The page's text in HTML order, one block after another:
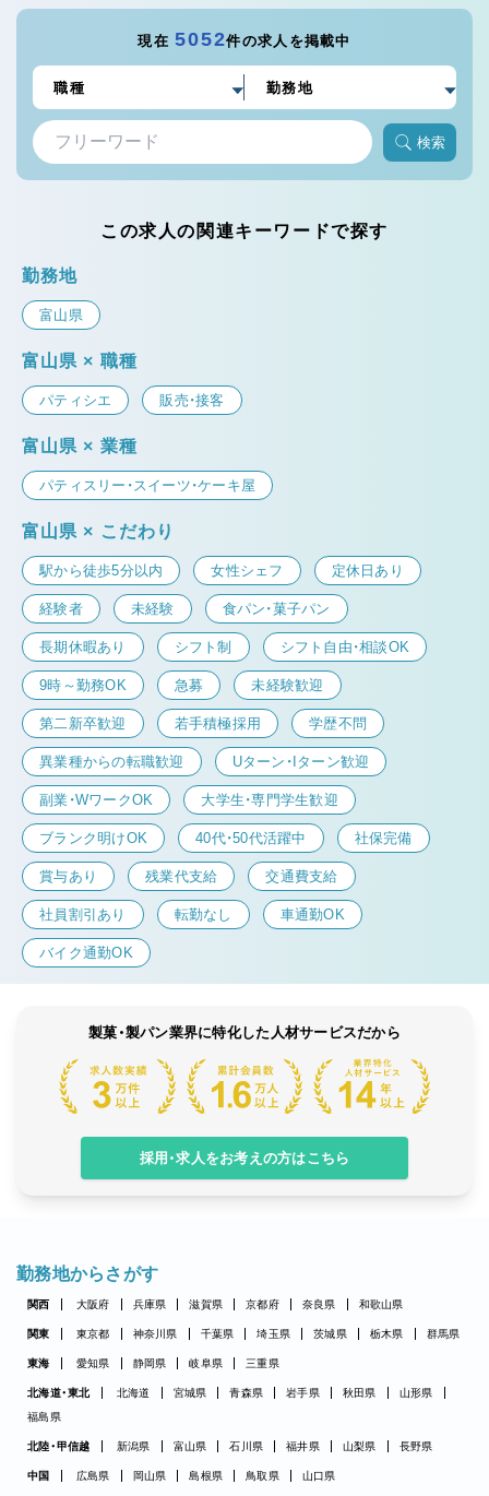
現在5052件の求人を掲載中
検索
この求人の関連キーワードで探す
勤務地
富山県
富山県 × 職種
パティシエ 販売・接客
富山県 × 業種
パティスリー・スイーツ・ケーキ屋
富山県 × こだわり
駅から徒歩5分以内 女性シェフ 定休日あり
経験者 未経験 食パン・菓子パン
長期休暇あり シフト制 シフト自由・相談OK
9時～勤務OK 急募 未経験歓迎
第二新卒歓迎 若手積極採用 学歴不問
異業種からの転職歓迎 Uターン・Iターン歓迎
副業・WワークOK 大学生・専門学生歓迎
ブランク明けOK 40代・50代活躍中 社保完備
賞与あり 残業代支給 交通費支給
社員割引あり 転勤なし 車通勤OK
バイク通勤OK
製菓・製パン業界に特化した人材サービスだから
採用・求人をお考えの方はこちら
勤務地からさがす
関西 大阪府 兵庫県 滋賀県 京都府 奈良県 和歌山県
関東 東京都 神奈川県 千葉県 埼玉県 茨城県 栃木県 群馬県
東海 愛知県 静岡県 岐阜県 三重県
北海道・東北 北海道 宮城県 青森県 岩手県 秋田県
山形県
福島県
北陸・甲信越 新潟県 富山県 石川県 福井県 山梨県 長野県
中国 広島県 岡山県 島根県 鳥取県 山口県